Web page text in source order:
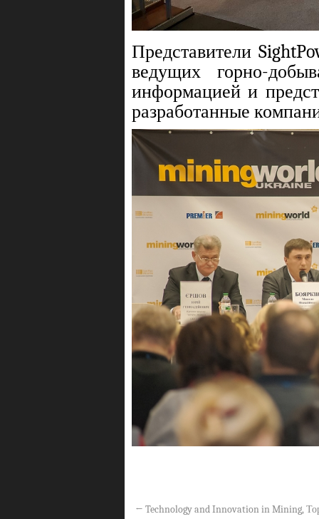
Представители
ведущих горно-
информацией и
разработанные
← Technology and Innovation in Mining,